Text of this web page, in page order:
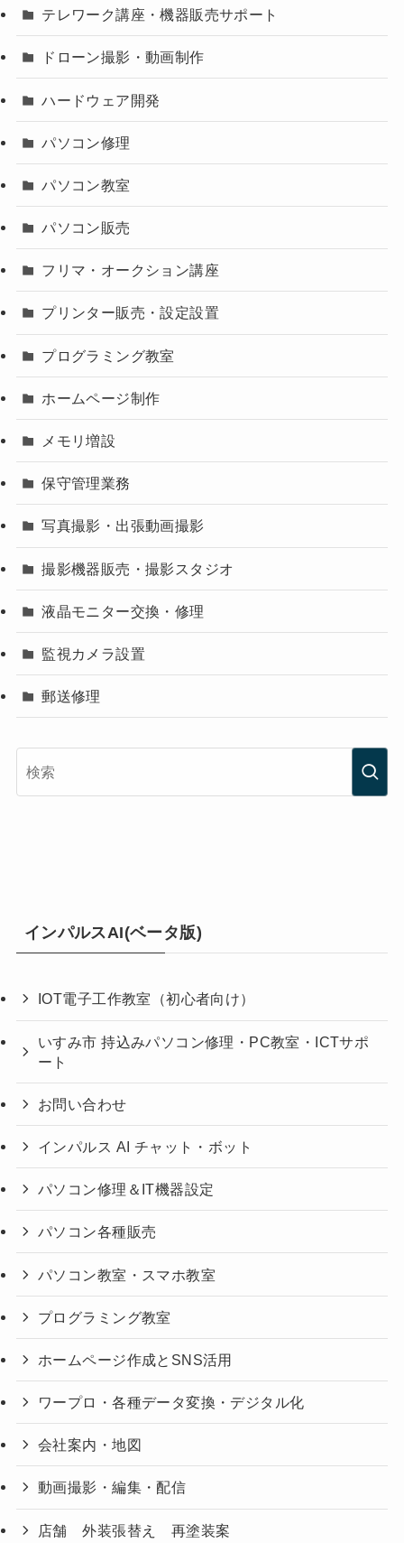
テレワーク講座・機器販売サポート
ドローン撮影・動画制作
ハードウェア開発
パソコン修理
パソコン教室
パソコン販売
フリマ・オークション講座
プリンター販売・設定設置
プログラミング教室
ホームページ制作
メモリ増設
保守管理業務
写真撮影・出張動画撮影
撮影機器販売・撮影スタジオ
液晶モニター交換・修理
監視カメラ設置
郵送修理
インパルスAI(ベータ版)
IOT電子工作教室（初心者向け）
いすみ市 持込みパソコン修理・PC教室・ICTサポ
ート
お問い合わせ
インパルス AI チャット・ボット
パソコン修理＆IT機器設定
パソコン各種販売
パソコン教室・スマホ教室
プログラミング教室
ホームページ作成とSNS活用
ワープロ・各種データ変換・デジタル化
会社案内・地図
動画撮影・編集・配信
店舗 外装張替え 再塗装案